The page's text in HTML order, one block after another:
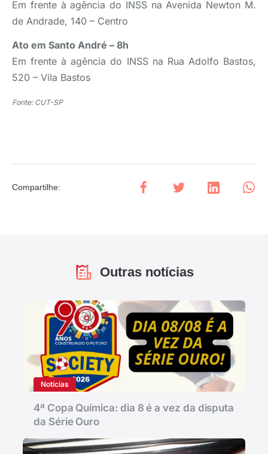
Em frente à agência do INSS na Avenida Newton M.
de Andrade, 140 – Centro
Ato em Santo André – 8h
Em frente à agência do INSS na Rua Adolfo Bastos,
520 – Vila Bastos
Fonte: CUT-SP
Compartilhe:
Outras notícias
Notícias
4ª Copa Química: dia 8 é a vez da disputa
da Série Ouro